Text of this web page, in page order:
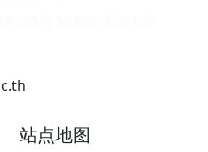
站点地图